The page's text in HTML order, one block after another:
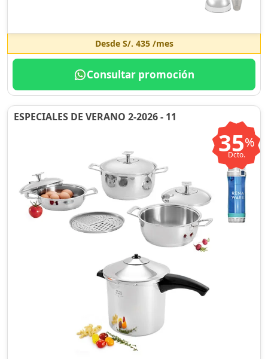
Desde S/. 435/mes
Consultar promoción
ESPECIALES DE VERANO 2-2026 - 11
35%
Dcto.